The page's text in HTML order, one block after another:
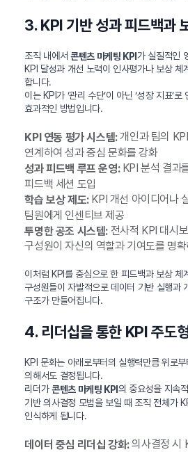
3. KPI 기반 성과 피드백과
조직 내에서 콘텐츠 마케팅 KPI가 실질적인
KPI 달성과 개선 노력이 인사평가나 보상 체
합니다.
이는 KPI가 ‘관리 수단’이 아닌 ‘성장 지표’
효과적인 방법입니다.
KPI 연동 평가 시스템:개인과 팀의
연계하여 성과 중심 문화를 강화
성과 피드백 루프 운영:KPI 분석 결과
피드백 세션 도입
학습 보상 제도:KPI 개선 아이디어나
팀원에게 인센티브 제공
투명한 공조 시스템:전사적 KPI 대시
구성원이 자신의 역할과 기여도를 명확
이처럼 KPI를 중심으로 한 피드백과 보상 체
구성원들이 자발적으로 데이터 기반 실행과
구조가 만들어집니다.
4. 리더십을 통한 KPI 주도
KPI 문화는 아래로부터의 실행력만큼 위로
의해서도 결정됩니다.
리더가콘텐츠 마케팅 KPI의 중요성을 지속
기반 의사결정 모범을 보일 때 조직 전체가
인식하게 됩니다.
데이터 중심 리더십 강화:의사결정 시